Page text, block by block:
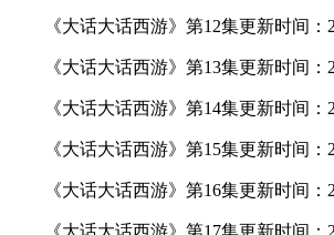
《大话大话西游》第12集更新时间：
《大话大话西游》第13集更新时间：
《大话大话西游》第14集更新时间：
《大话大话西游》第15集更新时间：
《大话大话西游》第16集更新时间：
《大话大话西游》第17集更新时间：